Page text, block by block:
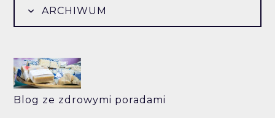
ARCHIWUM
Blog ze zdrowymi poradami